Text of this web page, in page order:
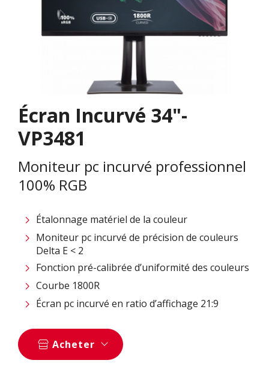
Écran Incurvé 34"-
VP3481
Moniteur pc incurvé professionnel
100% RGB
Étalonnage matériel de la couleur
Moniteur pc incurvé de précision de couleurs
Delta E < 2
Fonction pré-calibrée d’uniformité des couleurs
Courbe 1800R
Écran pc incurvé en ratio d’affichage 21:9
Acheter